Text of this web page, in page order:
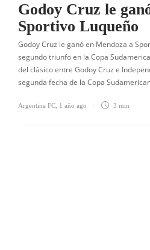
Godoy Cruz le
Sportivo Luqueño
Godoy Cruz le ganó en Mendoza a
segundo triunfo en la Copa
del clásico entre Godoy Cruz e
segunda fecha de la Copa
Argentina FC 1 año ago 3 min